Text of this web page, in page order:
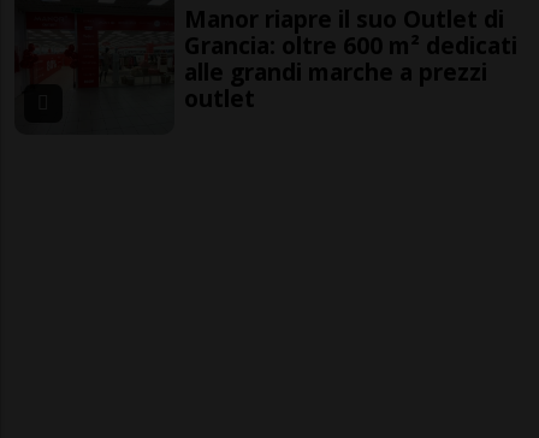
Manor riapre il suo Outlet di
Grancia: oltre 600 m² dedicati
alle grandi marche a prezzi
outlet